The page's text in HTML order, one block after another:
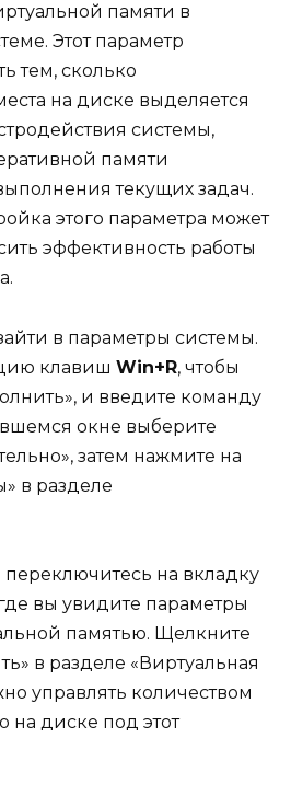
памяти в
Этот параметр
тем, сколько
на диске выделяется
системы,
памяти
текущих задач.
этого параметра может
эффективность работы
в параметры системы.
клавиш Win+R, чтобы
и введите команду
окне выберите
затем нажмите на
в разделе
на вкладку
вы увидите параметры
памятью. Щелкните
в разделе «Виртуальная
управлять количеством
на диске под этот